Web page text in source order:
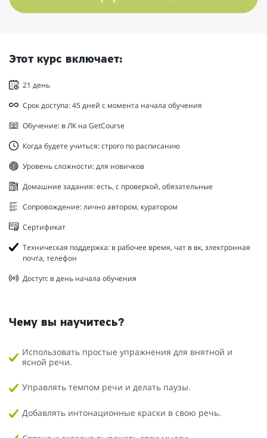
Этот курс включает:
21 день
Срок доступа: 45 дней с момента начала обучения
Обучение: в ЛК на GetCourse
Когда будете учиться: строго по расписанию
Уровень сложности: для новичков
Домашние задания: есть, с проверкой, обязательные
Сопровождение: лично автором, куратором
Сертификат
Техническая поддержка: в рабочее время, чат в вк, электронная
почта, телефон
Доступ: в день начала обучения
Чему вы научитесь?
Использовать простые упражнения для внятной и
ясной речи.
Управлять темпом речи и делать паузы.
Добавлять интонационные краски в свою речь.